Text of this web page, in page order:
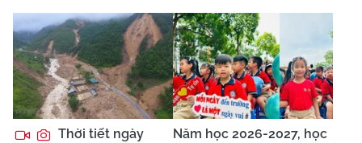
Thời tiết ngày
Năm học 2026-2027, học